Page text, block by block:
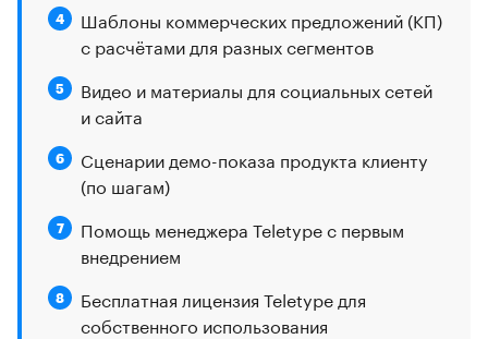
4
Шаблоны коммерческих предложений (КП)
с расчётами для разных сегментов
5
Видео и материалы для социальных сетей
и сайта
6
Сценарии демо-показа продукта клиенту
(по шагам)
7
Помощь менеджера Teletype с первым
внедрением
8
Бесплатная лицензия Teletype для
собственного использования